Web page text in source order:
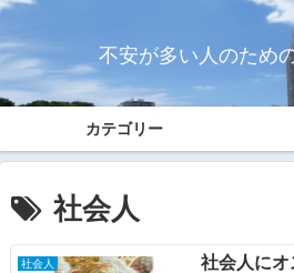
不安が多い人のため
カテゴリー
社会人
社会人 社会人に